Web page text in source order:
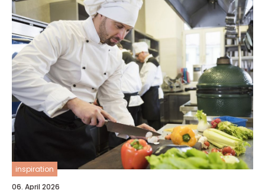
inspiration
06. April 2026